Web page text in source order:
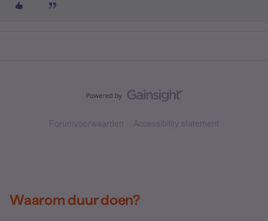
Forumvoorwaarden Accessibility statement
Waarom duur doen?